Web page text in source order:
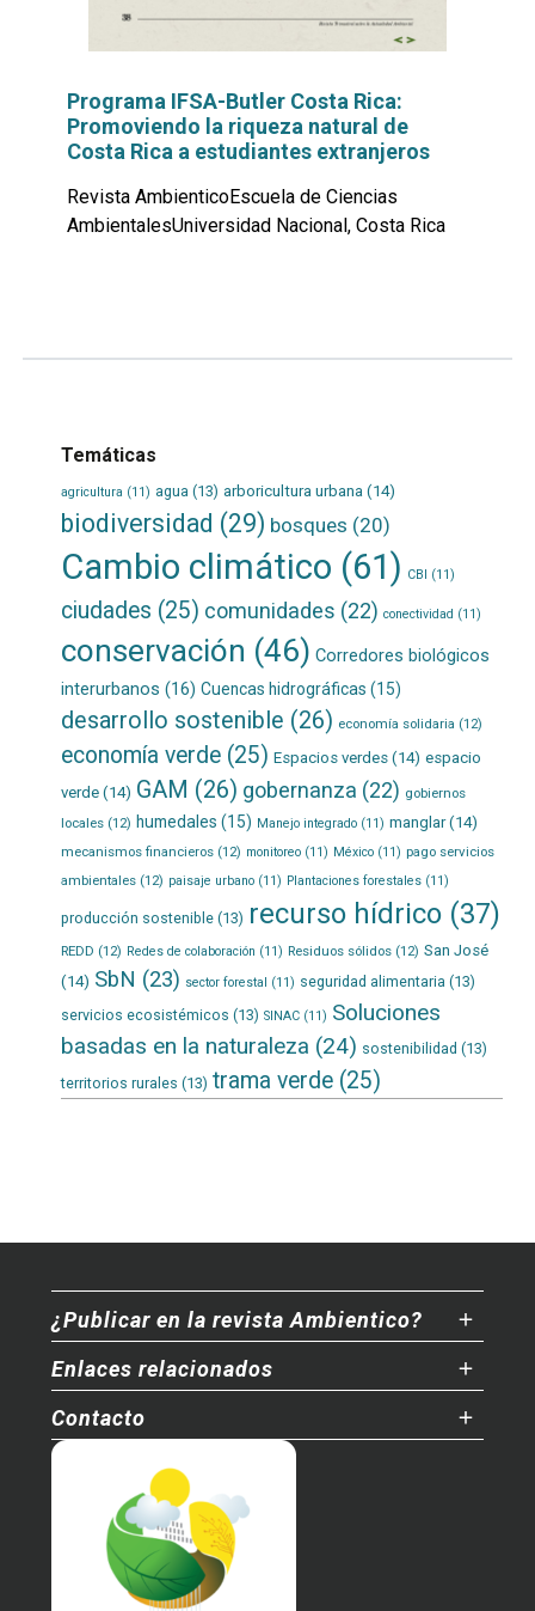
Programa IFSA-Butler Costa Rica:
Promoviendo la riqueza natural de
Costa Rica a estudiantes extranjeros
Revista AmbienticoEscuela de Ciencias
AmbientalesUniversidad Nacional, Costa Rica
Temáticas
agricultura (11) agua (13) arboricultura urbana(14)
biodiversidad (29) bosques (20)
Cambio climático (61) CBI (11)
ciudades (25) comunidades (22) conectividad (11)
conservación (46) Corredores biológicos
interurbanos (16) Cuencas hidrográficas (15)
desarrollo sostenible (26) economía solidaria (12)
economía verde(25) Espacios verdes(14) espacio
verde(14) GAM (26) gobernanza (22) gobiernos
locales(12) humedales (15) Manejo integrado(11) manglar(14)
mecanismos financieros(12) monitoreo(11) México(11) pago servicios
ambientales(12) paisaje urbano(11) Plantaciones forestales(11)
producción sostenible(13) recurso hídrico(37)
REDD (12) Redes de colaboración (11) Residuos sólidos(12) San José
(14) SbN (23) sector forestal (11) seguridad alimentaria (13)
servicios ecosistémicos (13) SINAC(11) Soluciones
basadas en la naturaleza (24) sostenibilidad (13)
territorios rurales (13) trama verde(25)
¿Publicar en la revista Ambientico?
Enlaces relacionados
Contacto